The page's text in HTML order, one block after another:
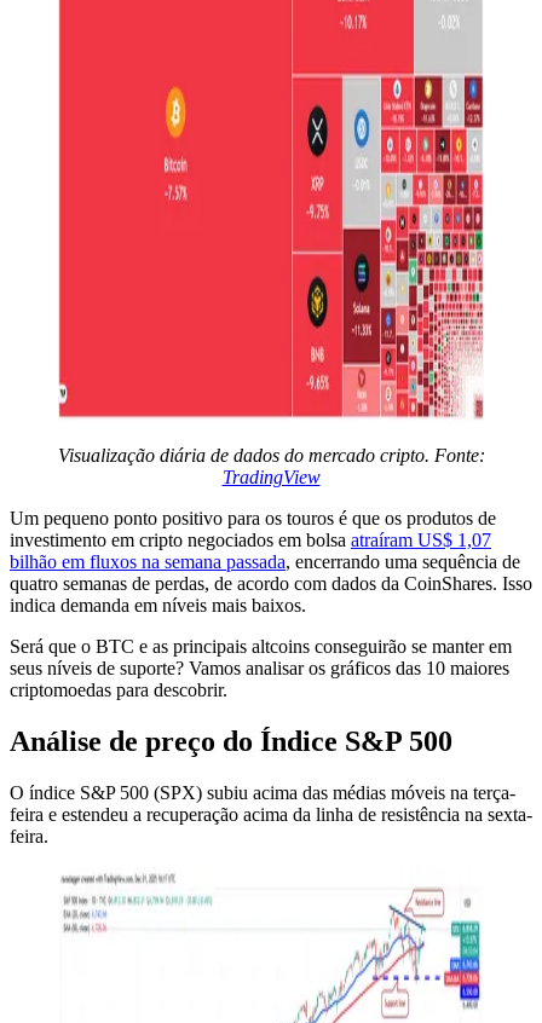
Visualização diária de dados do mercado cripto. Fonte:
TradingView
Um pequeno ponto positivo para os touros é que os produtos de
investimento em cripto negociados em bolsa atraíram US$ 1,07
bilhão em fluxos na semana passada, encerrando uma sequência de
quatro semanas de perdas, de acordo com dados da CoinShares. Isso
indica demanda em níveis mais baixos.
Será que o BTC e as principais altcoins conseguirão se manter em
seus níveis de suporte? Vamos analisar os gráficos das 10 maiores
criptomoedas para descobrir.
Análise de preço do Índice S&P 500
O índice S&P 500 (SPX) subiu acima das médias móveis na terça-
feira e estendeu a recuperação acima da linha de resistência na sexta-
feira.